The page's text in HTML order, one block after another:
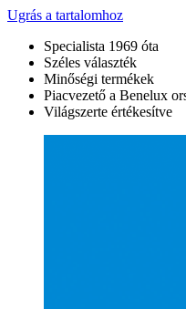
Ugrás a tartalomhoz
Specialista 1969 óta
Széles választék
Minőségi termékek
Piacvezető a Benelux
Világszerte értékesítve